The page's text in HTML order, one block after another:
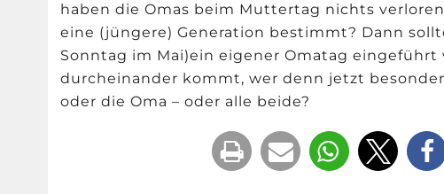
haben die Omas beim Muttertag nichts
eine (jüngere) Generation bestimmt? Dann
Sonntag im Mai)ein eigener Omatag
durcheinander kommt, wer denn jetzt
oder die Oma – oder alle beide?